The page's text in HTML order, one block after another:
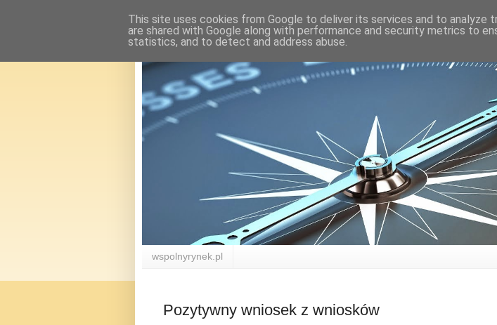
wspolnyrynek.pl
Pozytywny wniosek z wniosków
This site uses cookies from Google to deliver its services and to analyze
are shared with Google along with performance and security metrics to
statistics, and to detect and address abuse.